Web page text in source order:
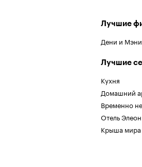
Лучшие
Дени и
Лучшие
Кухня
Домашний
Временно
Отель Элеон
Крыша мира